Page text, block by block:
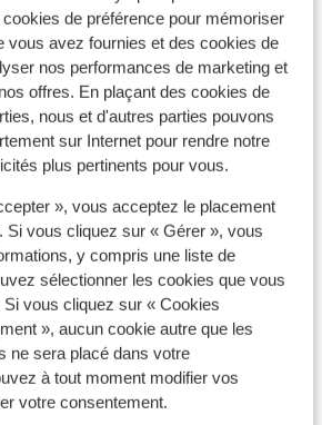
de préférence pour mémoriser
vous avez fournies et des cookies de
nos performances de marketing et
offres. En plaçant des cookies de
nous et d'autres parties pouvons
sur Internet pour rendre notre
plus pertinents pour vous.
», vous acceptez le placement
Si vous cliquez sur « Gérer », vous
y compris une liste de
sélectionner les cookies que vous
vous cliquez sur « Cookies
», aucun cookie autre que les
ne sera placé dans votre
à tout moment modifier vos
votre consentement.
Tossa de Mar. Wij zijn
maar voor all
echt wel beter
is ook echt minimaal.
vertokken.
Afficher sur la carte
maximal 3 kilomètres (plage
ville: maximal 3 kilomètres
de bus environ 3
les plus proches environ 3
la plus proche environ 3